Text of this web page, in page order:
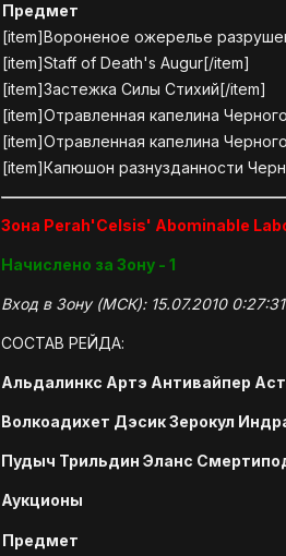
Предмет
[item]Вороненое ожерелье
[item]Staff of Death's Augur[/item]
[item]Застежка Силы Стихий[/item]
[item]Отравленная капелина
[item]Отравленная капелина
[item]Капюшон разнузданности
Зона Perah'Celsis' Abominable
Начислено за Зону - 1
Вход в Зону (МСК): 15.07.2010 0:27:31
СОСТАВ РЕЙДА:
Альдалинкс Артэ Антивайпер
Волкоадихет Дэсик Зерокул
Пудыч Трильдин Эланс
Аукционы
Предмет